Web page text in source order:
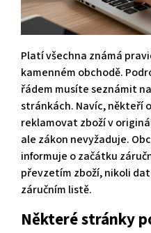
Platí všechna známá
kamenném obchodě.
řádem musíte seznámit
stránkách. Navíc, někteří
reklamovat zboží v
ale zákon nevyžaduje.
informuje o začátku
převzetím zboží, nikoli
záručním listě.
Některé stránky